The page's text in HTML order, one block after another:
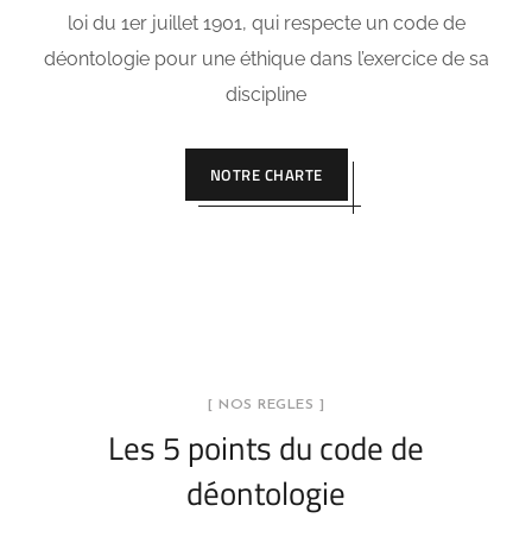
loi du 1er juillet 1901, qui respecte un code de
déontologie pour une éthique dans l’exercice de sa
discipline
NOTRE CHARTE
[ NOS REGLES ]
Les 5 points du code de
déontologie